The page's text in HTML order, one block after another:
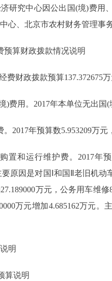
究中心因公出国(境)费用、
心、北京市农村财务管理事
算财政拨款情况说明
财政拨款预算137.372675万
用。2017年本单位无出国(
年预算数5.953209万元
和运行维护费。2017年预
要原因是对国Ⅰ和国Ⅱ老旧机
万元，公务用车维
万元增加4.685162万元
明
说明